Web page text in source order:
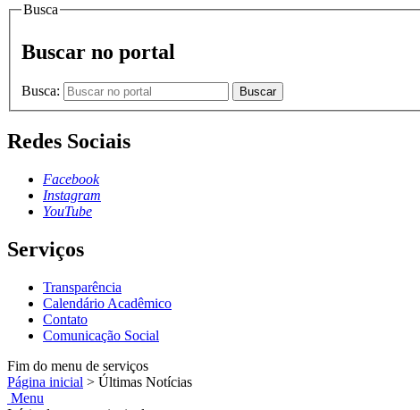
Busca
Buscar no portal
Busca: Buscar
Redes Sociais
Facebook
Instagram
YouTube
Serviços
Transparência
Calendário Acadêmico
Contato
Comunicação Social
Fim do menu de serviços
Página inicial > Últimas Notícias
Menu